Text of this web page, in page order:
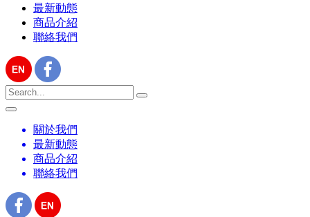
最新動態
商品介紹
聯絡我們
關於我們
最新動態
商品介紹
聯絡我們